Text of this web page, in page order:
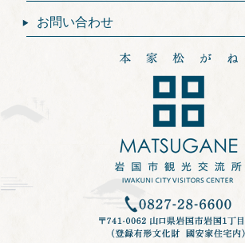
お問い合わせ